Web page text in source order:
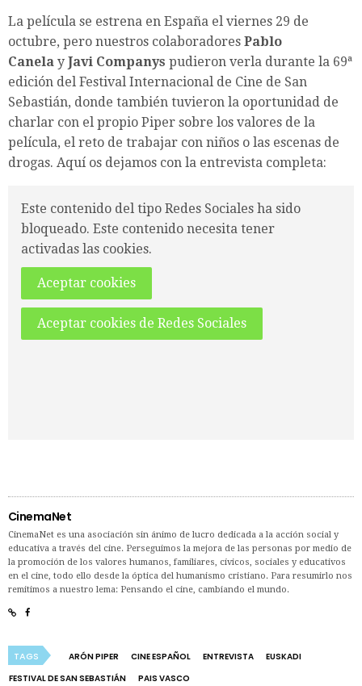
La película se estrena en España el viernes 29 de
octubre, pero nuestros colaboradores Pablo
Canela y Javi Companys pudieron verla durante la 69ª
edición del Festival Internacional de Cine de San
Sebastián, donde también tuvieron la oportunidad de
charlar con el propio Piper sobre los valores de la
película, el reto de trabajar con niños o las escenas de
drogas. Aquí os dejamos con la entrevista completa:
Este contenido del tipo Redes Sociales ha sido
bloqueado. Este contenido necesita tener
activadas las cookies.
Aceptar cookies
Aceptar cookies de Redes Sociales
CinemaNet
CinemaNet es una asociación sin ánimo de lucro dedicada a la acción social y
educativa a través del cine. Perseguimos la mejora de las personas por medio de
la promoción de los valores humanos, familiares, cívicos, sociales y educativos
en el cine, todo ello desde la óptica del humanismo cristiano. Para resumirlo nos
remitimos a nuestro lema: Pensando el cine, cambiando el mundo.
TAGS ARÓN PIPER CINE ESPAÑOL ENTREVISTA
EUSKADI
FESTIVAL DE SAN SEBASTIÁN
PAIS VASCO